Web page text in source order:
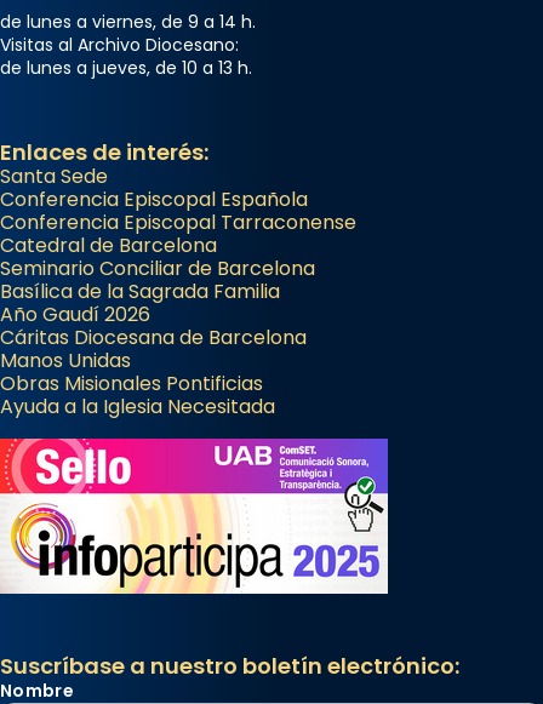
de lunes a viernes, de 9 a 14 h.
Visitas al Archivo Diocesano:
de lunes a jueves, de 10 a 13 h.
Enlaces de interés:
Santa Sede
Conferencia Episcopal Española
Conferencia Episcopal Tarraconense
Catedral de Barcelona
Seminario Conciliar de Barcelona
Basílica de la Sagrada Familia
Año Gaudí 2026
Cáritas Diocesana de Barcelona
Manos Unidas
Obras Misionales Pontificias
Ayuda a la Iglesia Necesitada
Suscríbase a nuestro boletín electrónico:
Nombre